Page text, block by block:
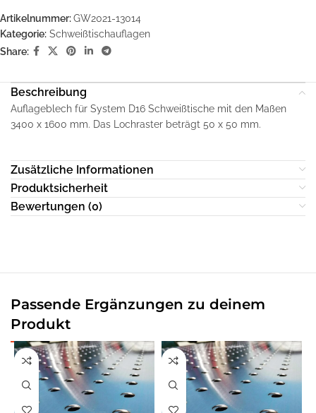
Artikelnummer:GW2021-13014
Kategorie: Schweißtischauflagen
Share:
Beschreibung
Auflageblech für System D16 Schweißtische mit den Maßen
3400 x 1600 mm. Das Lochraster beträgt 50 x 50 mm.
Zusätzliche Informationen
Produktsicherheit
Bewertungen (0)
Passende Ergänzungen zu deinem
Produkt